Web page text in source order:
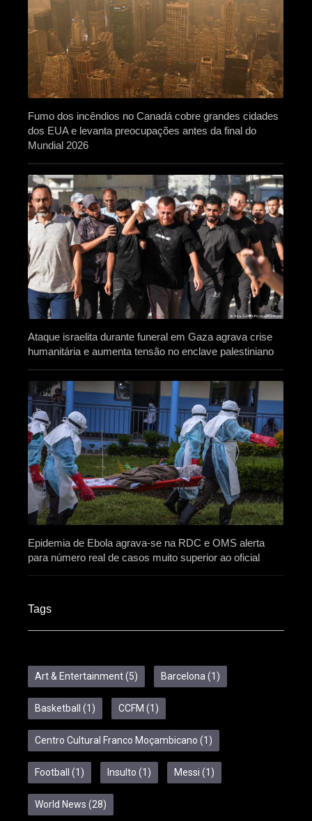
Fumo dos incêndios no Canadá cobre grandes cidades
dos EUA e levanta preocupações antes da final do
Mundial 2026
Ataque israelita durante funeral em Gaza agrava crise
humanitária e aumenta tensão no enclave palestiniano
Epidemia de Ebola agrava-se na RDC e OMS alerta
para número real de casos muito superior ao oficial
Tags
Art & Entertainment(5) Barcelona (1)
Basketball (1) CCFM (1)
Centro Cultural Franco Moçambicano (1)
Football (1) Insulto (1) Messi (1)
World News (28)